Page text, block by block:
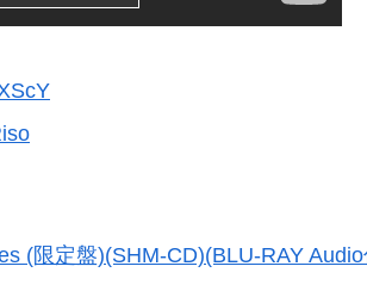
(限定盤)(SHM-CD)(BLU-RAY